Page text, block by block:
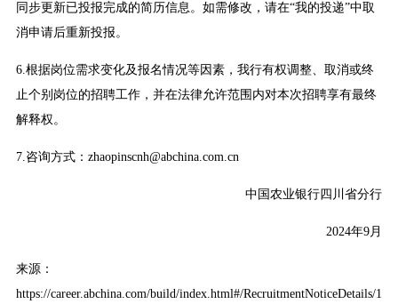
同步更新已投报完成的简历信息。如需修改，请在“我的投递”中取
消申请后重新投报。
6.根据岗位需求变化及报名情况等因素，我行有权调整、取消或终
止个别岗位的招聘工作，并在法律允许范围内对本次招聘享有最终
解释权。
7.咨询方式：zhaopinscnh@abchina.com.cn
中国农业银行四川省分行
2024年9月
来源：
https://career.abchina.com/build/index.html#/RecruitmentNoticeDetails/1